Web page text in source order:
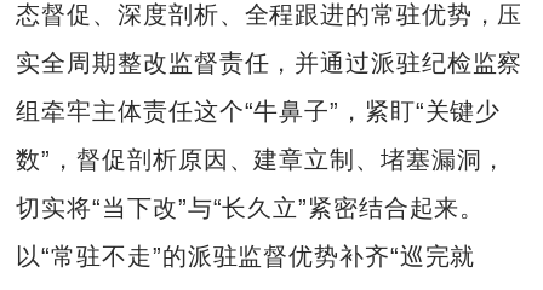
态督促、深度剖析、全程跟进的常驻优势，压
实全周期整改监督责任，并通过派驻纪检监察
组牵牢主体责任这个“牛鼻子”，紧盯“关键少
数”，督促剖析原因、建章立制、堵塞漏洞，
切实将“当下改”与“长久立”紧密结合起来。
以“常驻不走”的派驻监督优势补齐“巡完就